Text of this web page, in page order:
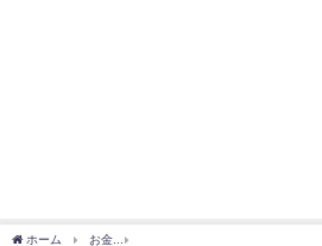
ホーム お金